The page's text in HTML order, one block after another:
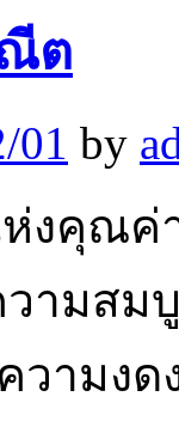
ต
01 by
งคุณค่
ามสม
วามง